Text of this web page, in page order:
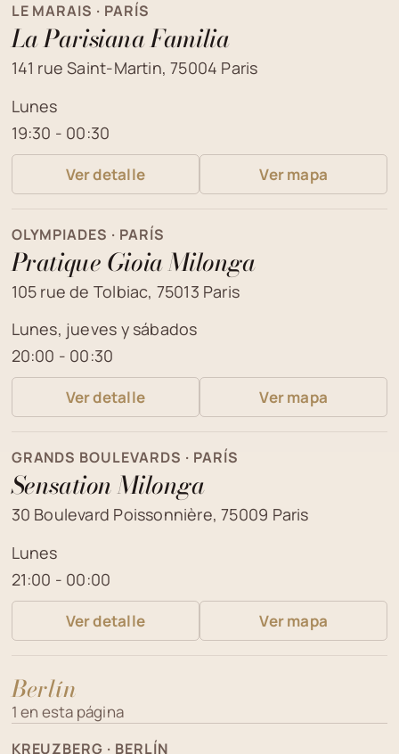
LE MARAIS · PARÍS
La Parisiana Familia
141 rue Saint-Martin, 75004 Paris
Lunes
19:30 - 00:30
Ver detalle Ver mapa
OLYMPIADES · PARÍS
Pratique Gioia Milonga
105 rue de Tolbiac, 75013 Paris
Lunes, jueves y sábados
20:00 - 00:30
Ver detalle Ver mapa
GRANDS BOULEVARDS · PARÍS
Sensation Milonga
30 Boulevard Poissonnière, 75009 Paris
Lunes
21:00 - 00:00
Ver detalle Ver mapa
Berlín
1 en esta página
KREUZBERG · BERLÍN